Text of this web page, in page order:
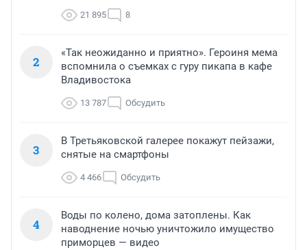
21 895 8
2
«Так неожиданно и приятно». Героиня мема
вспомнила о съемках с гуру пикапа в кафе
Владивостока
13 787 Обсудить
3
В Третьяковской галерее покажут пейзажи,
снятые на смартфоны
4 466 Обсудить
4
Воды по колено, дома затоплены. Как
наводнение ночью уничтожило имущество
приморцев — видео